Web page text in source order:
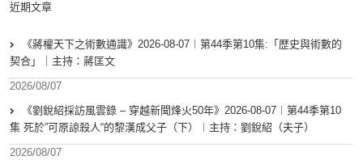
近期文章
《蔣權天下之術數通識》2026-08-07︱第44季第10集:「歴史與術數的
契合」｜主持：蔣匡文
2026/08/07
《劉銳紹採訪風雲錄 – 穿越新聞烽火50年》2026-08-07︱第44季第10
集 死於”可原諒殺人“的黎漢成父子（下）︱主持：劉銳紹（夫子）
2026/08/07